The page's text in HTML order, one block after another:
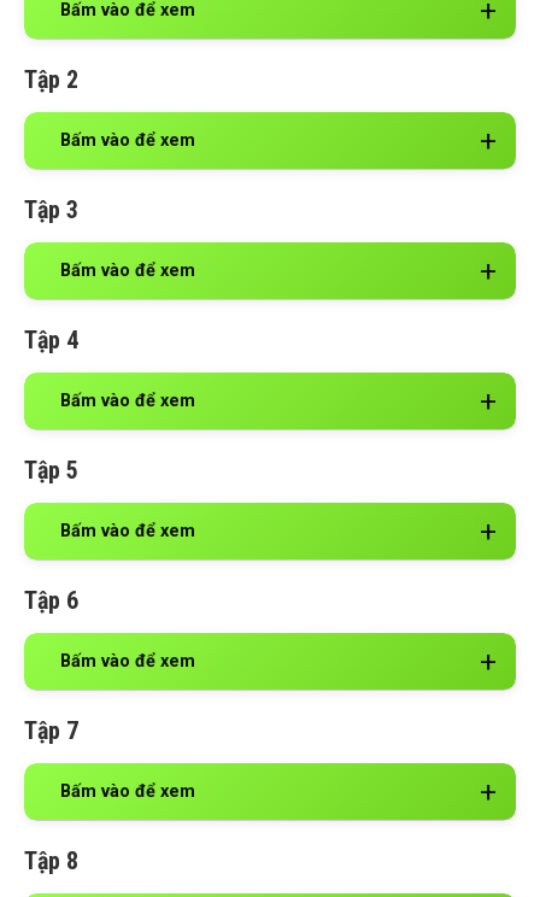
Bấm vào để xem
Tập 2
Bấm vào để xem
Tập 3
Bấm vào để xem
Tập 4
Bấm vào để xem
Tập 5
Bấm vào để xem
Tập 6
Bấm vào để xem
Tập 7
Bấm vào để xem
Tập 8